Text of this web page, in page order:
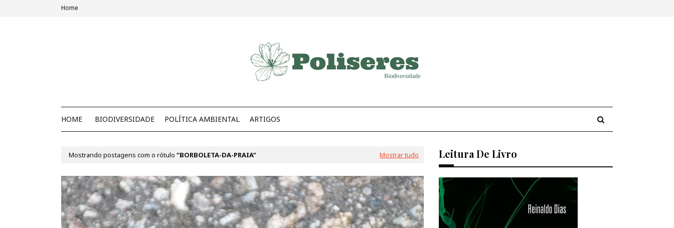
Home
HOME BIODIVERSIDADE POLÍTICA AMBIENTAL ARTIGOS
Mostrando postagens com o rótulo BORBOLETA-DA-PRAIA Mostrar tudo Leitura De Livro